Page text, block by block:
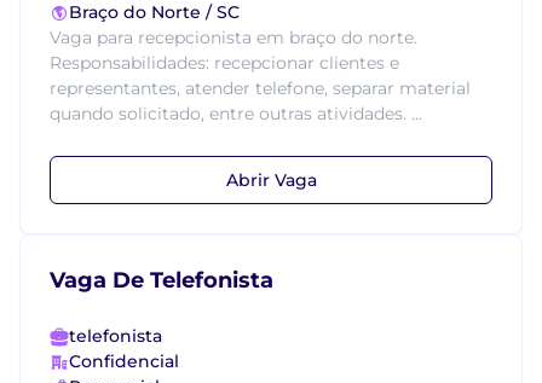
Braço do Norte / SC
Vaga para recepcionista em braço do norte.
Responsabilidades: recepcionar clientes e
representantes, atender telefone, separar material
quando solicitado, entre outras atividades. ...
Abrir Vaga
Vaga De Telefonista
telefonista
Confidencial